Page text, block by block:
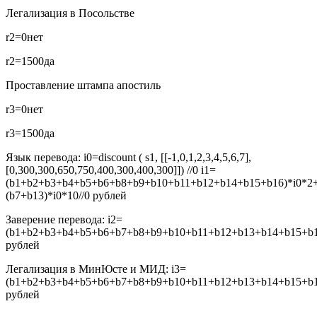
Легализация в Посольстве
r2=0нет
r2=1500да
Проставление штампа апостиль
r3=0нет
r3=1500да
Язык перевода: i0=discount ( s1, [[-1,0,1,2,3,4,5,6,7],
[0,300,300,650,750,400,300,400,300]]) //0 i1=
(b7+b13)*i0*10//0 рублей
Заверение перевода: i2=
рублей
Легализация в МинЮсте и МИД: i3=
рублей